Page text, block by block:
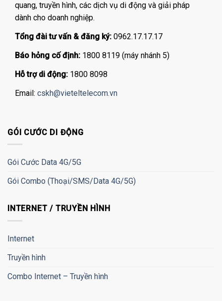
quang, truyền hình, các dịch vụ di động và giải pháp
dành cho doanh nghiệp.
Tổng đài tư vấn & đăng ký: 0962.17.17.17
Báo hỏng cố định: 1800 8119 (máy nhánh 5)
Hỗ trợ di động: 1800 8098
Email: cskh@vieteltelecom.vn
GÓI CƯỚC DI ĐỘNG
Gói Cước Data 4G/5G
Gói Combo (Thoại/SMS/Data 4G/5G)
INTERNET / TRUYỀN HÌNH
Internet
Truyền hình
Combo Internet – Truyền hình